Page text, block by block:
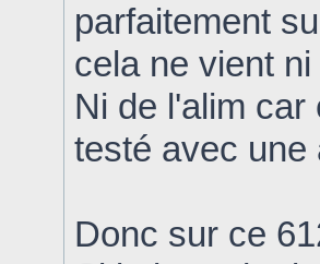
parfaitement
cela ne vient
Ni de l'alim
testé avec une
Donc sur ce